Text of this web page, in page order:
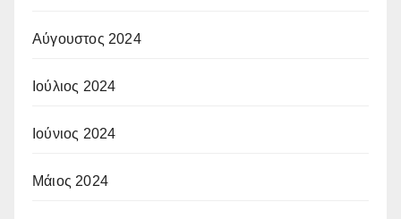
Αύγουστος 2024
Ιούλιος 2024
Ιούνιος 2024
Μάιος 2024